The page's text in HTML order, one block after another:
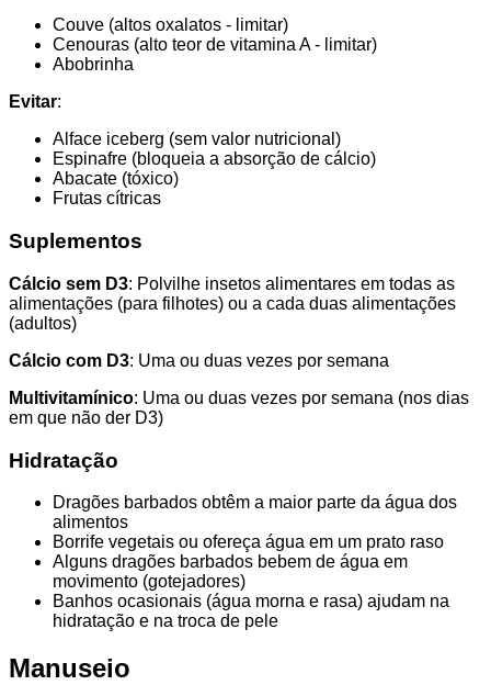
Couve (altos oxalatos - limitar)
Cenouras (alto teor de vitamina A - limitar)
Abobrinha
Evitar:
Alface iceberg (sem valor nutricional)
Espinafre (bloqueia a absorção de cálcio)
Abacate (tóxico)
Frutas cítricas
Suplementos
Cálcio sem D3: Polvilhe insetos alimentares em todas as
alimentações (para filhotes) ou a cada duas alimentações
(adultos)
Cálcio com D3: Uma ou duas vezes por semana
Multivitamínico: Uma ou duas vezes por semana (nos dias
em que não der D3)
Hidratação
Dragões barbados obtêm a maior parte da água dos
alimentos
Borrife vegetais ou ofereça água em um prato raso
Alguns dragões barbados bebem de água em
movimento (gotejadores)
Banhos ocasionais (água morna e rasa) ajudam na
hidratação e na troca de pele
Manuseio